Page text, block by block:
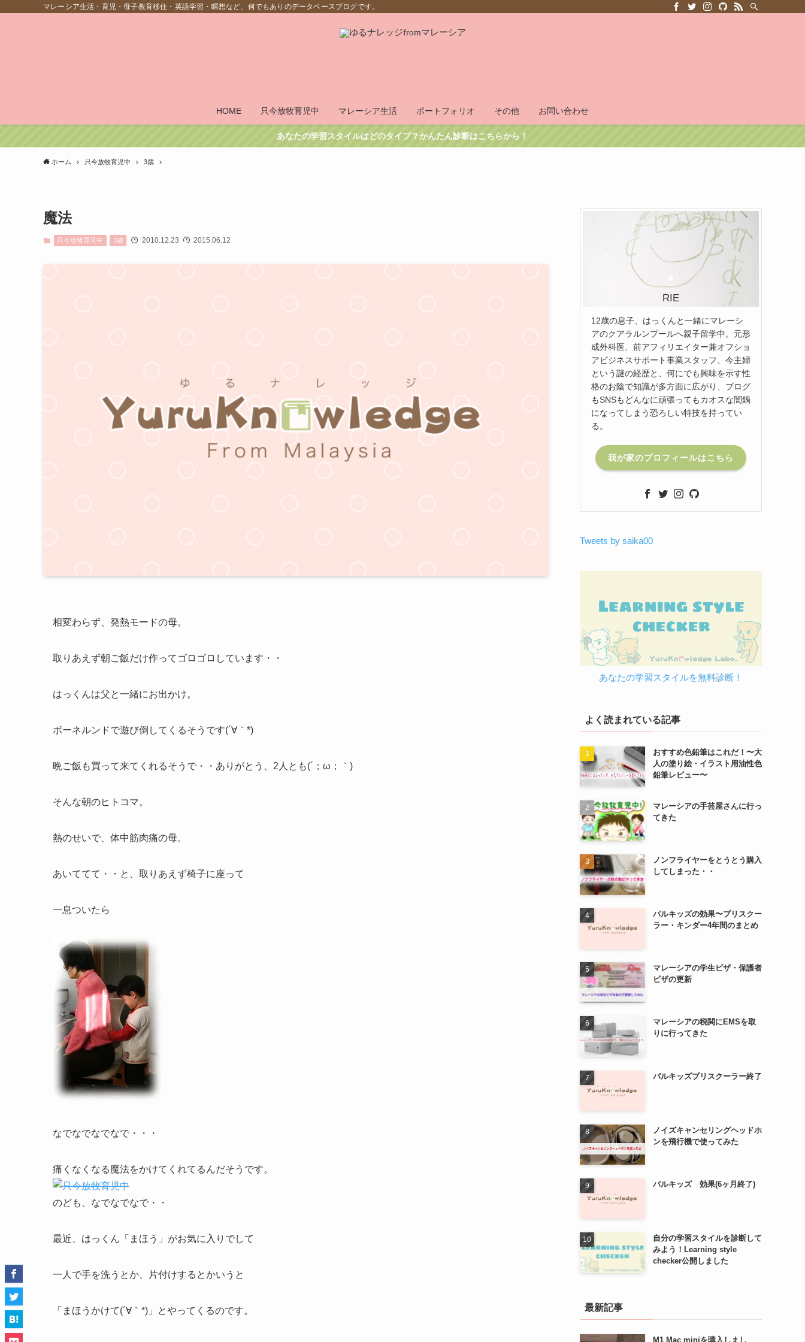
マレーシア生活・育児・母子教育移住・英語学習・瞑想など、何でもありのデータベースブログです。
HOME 只今放牧育児中 マレーシア生活 ポートフォリオ その他 お問い合わせ
あなたの学習スタイルはどのタイプ？かんたん診断はこちらから！
ホーム 只今放牧育児中 3歳
魔法
只今放牧育児中 3歳 2010.12.23 2015.06.12
相変わらず、発熱モードの母。
取りあえず朝ご飯だけ作ってゴロゴロしています・・
はっくんは父と一緒にお出かけ。
ボーネルンドで遊び倒してくるそうです(´∀｀*)
晩ご飯も買って来てくれるそうで・・ありがとう、2人とも(´；ω；｀)
そんな朝のヒトコマ。
熱のせいで、体中筋肉痛の母。
あいててて・・と、取りあえず椅子に座って
一息ついたら
なでなでなでなで・・・
痛くなくなる魔法をかけてくれてるんだそうです。
のども、なでなでなで・・
最近、はっくん「まほう」がお気に入りでして
一人で手を洗うとか、片付けするとかいうと
「まほうかけて(´∀｀*)」とやってくるのです。
RIE
12歳の息子、はっくんと一緒にマレーシ
アのクアラルンプールへ親子留学中。元形
成外科医、前アフィリエイター兼オフショ
アビジネスサポート事業スタッフ、今主婦
という謎の経歴と、何にでも興味を示す性
格のお陰で知識が多方面に広がり、ブログ
もSNSもどんなに頑張ってもカオスな闇鍋
になってしまう恐ろしい特技を持ってい
る。
我が家のプロフィールはこちら
Tweets by saika00
あなたの学習スタイルを無料診断！
よく読まれている記事
おすすめ色鉛筆はこれだ！〜大
人の塗り絵・イラスト用油性色
鉛筆レビュー〜
マレーシアの手芸屋さんに行っ
てきた
ノンフライヤーをとうとう購入
してしまった・・
パルキッズの効果〜プリスクー
ラー・キンダー4年間のまとめ
マレーシアの学生ビザ・保護者
ビザの更新
マレーシアの税関にEMSを取
りに行ってきた
パルキッズプリスクーラー終了
ノイズキャンセリングヘッドホ
ンを飛行機で使ってみた
パルキッズ 効果(6ヶ月終了)
自分の学習スタイルを診断して
みよう！Learning style
checker公開しました
最新記事
M1 Mac miniを購入しまし